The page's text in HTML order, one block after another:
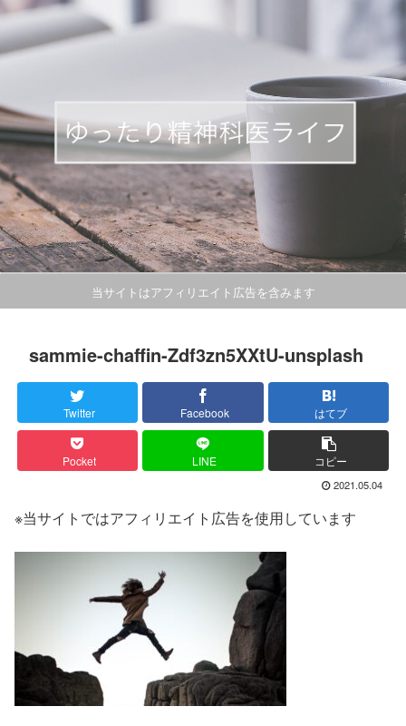
当サイトはアフィリエイト広告を含みます
sammie-chaffin-Zdf3zn5XXtU-unsplash
Twitter Facebook はてブ
Pocket LINE コピー
2021.05.04
※当サイトではアフィリエイト広告を使用しています